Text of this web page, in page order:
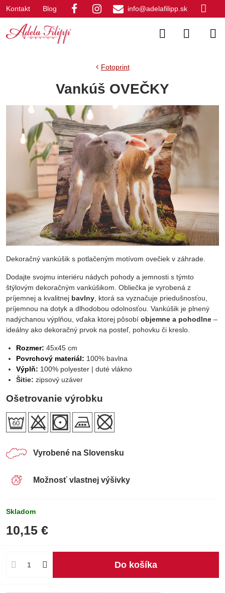
Kontakt Blog info@adelafilipp.sk
Fotoprint
Vankúš OVEČKY
Dekoračný vankúšik s potlačeným motívom ovečiek v záhrade.
Dodajte svojmu interiéru nádych pohody a jemnosti s týmto
štýlovým dekoračným vankúšikom. Obliečka je vyrobená z
príjemnej a kvalitnej bavlny , ktorá sa vyznačuje priedušnosťou,
príjemnou na dotyk a dlhodobou odolnosťou. Vankúšik je plnený
nadýchanou výplňou, vďaka ktorej pôsobí objemne a pohodlne –
ideálny ako dekoračný prvok na posteľ, pohovku či kreslo.
Rozmer: 45x45 cm
Povrchový materiál: 100% bavlna
Výplň: 100% polyester | duté vlákno
Šitie: zipsový uzáver
Ošetrovanie výrobku
Vyrobené na Slovensku
Možnosť vlastnej výšivky
Skladom
10,15 €
Do košíka